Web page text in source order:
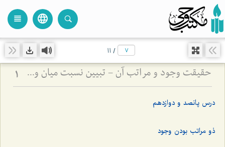
language
view_headline
/
11
حقیقت وجود و مراتب آن - تبیین نسبت میان وجود بالصرافه و تعینات محدود 1
درس پانصد و دوازدهم
ذو مراتب بودن وجود